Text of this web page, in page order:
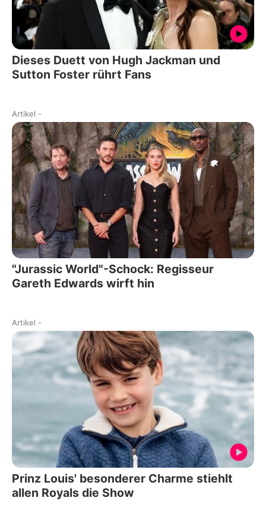
Dieses Duett von Hugh Jackman und
Sutton Foster rührt Fans
Artikel -
"Jurassic World"-Schock: Regisseur
Gareth Edwards wirft hin
Artikel -
Prinz Louis' besonderer Charme stiehlt
allen Royals die Show